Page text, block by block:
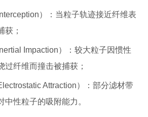
）：当粒子轨迹接近纤维表
获；
Impaction）：较大粒子因惯性
过纤维而撞击被捕获；
Attraction）：部分滤材带
中性粒子的吸附能力。